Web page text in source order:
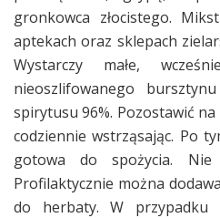
gronkowca złocistego.
aptekach oraz sklepach
Wystarczy małe,
nieoszlifowanego
spirytusu 96%. Pozostawić
codziennie wstrząsając. Po
gotowa do spożycia. Nie
Profilaktycznie można
do herbaty. W przypadku